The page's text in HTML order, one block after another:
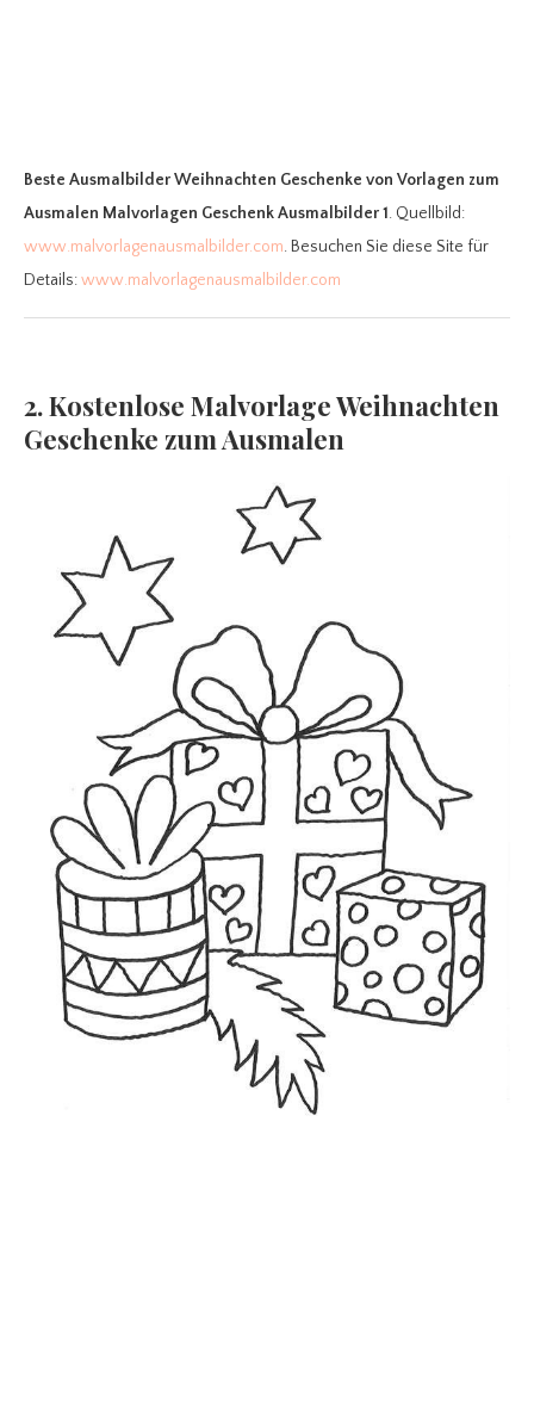
Beste Ausmalbilder Weihnachten Geschenke von Vorlagen zum
Ausmalen Malvorlagen Geschenk Ausmalbilder 1. Quellbild:
www.malvorlagenausmalbilder.com. Besuchen Sie diese Site für
Details:www.malvorlagenausmalbilder.com
2. Kostenlose Malvorlage Weihnachten
Geschenke zum Ausmalen